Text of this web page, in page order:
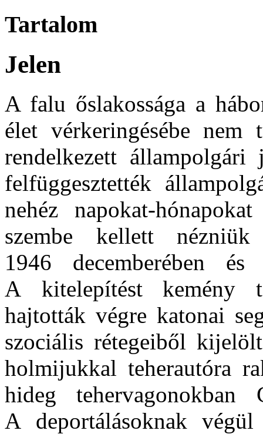
Tartalom
Jelen
A falu őslakossága a
élet vérkeringésébe nem
rendelkezett
felfüggesztették
nehéz napokat-
szembe kellett
1946 decemberében
A kitelepítést kemény
hajtották végre katonai
szociális rétegeiből
holmijukkal teherautóra
hideg tehervagonokban
A deportálásoknak